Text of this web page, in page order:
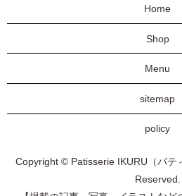
Home
Shop
Menu
sitemap
policy
Copyright © Patisserie IKURU（パテ
Reserved.